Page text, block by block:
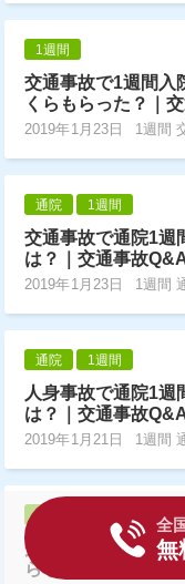
1週間
交通事故で1週間
くらもらった？｜
2019年1月23日 1週間
通院 1週間
交通事故で通院1
は？｜交通事故
2019年1月23日 1週間
通院 1週間
人身事故で通院1
は？｜交通事故
2019年1月21日 1週間
入院
交通事故で入院期
らもらった？｜交通
全
無